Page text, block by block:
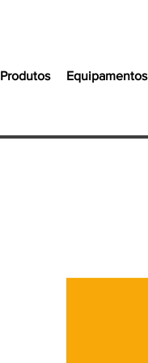
Produtos Equipamentos